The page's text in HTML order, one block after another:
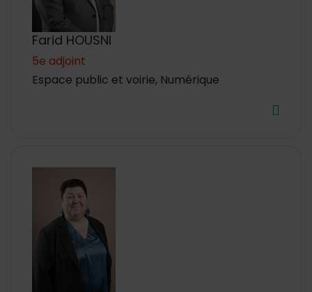
Farid HOUSNI
5e adjoint
Espace public et voirie, Numérique